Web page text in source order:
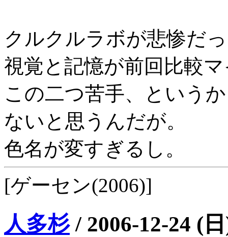
クルクルラボが悲惨だ
視覚と記憶が前回比較
この二つ苦手、という
ないと思うんだが。
色名が変すぎるし。
[ゲーセン(2006)]
人多杉/ 2006-12-24 (